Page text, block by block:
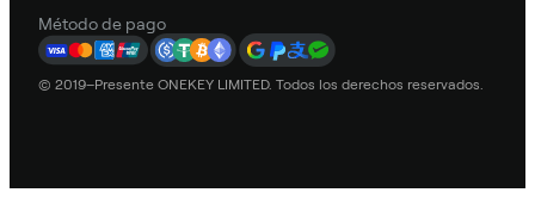
Método de pago
© 2019–Presente ONEKEY LIMITED. Todos los derechos reservados.